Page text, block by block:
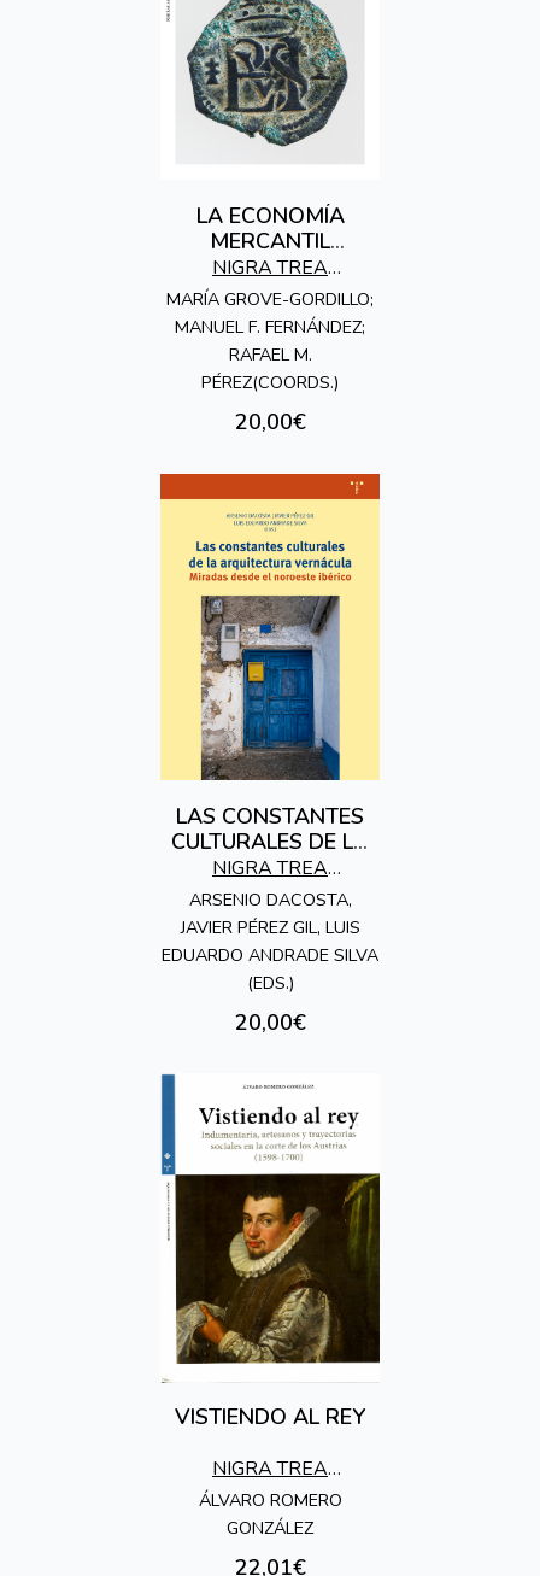
LA ECONOMÍA
MERCANTIL
ESPAÑOLA
NIGRA TREA
EDICIONES
MARÍA GROVE-GORDILLO;
MANUEL F. FERNÁNDEZ;
RAFAEL M.
PÉREZ(COORDS.)
20,00€
LAS CONSTANTES
CULTURALES DE LA
ARQUITECTURA
VERNÁCULA
NIGRA TREA
EDICIONES
ARSENIO DACOSTA,
JAVIER PÉREZ GIL, LUIS
EDUARDO ANDRADE SILVA
(EDS.)
20,00€
VISTIENDO AL REY
NIGRA TREA
EDICIONES
ÁLVARO ROMERO
GONZÁLEZ
22,01€